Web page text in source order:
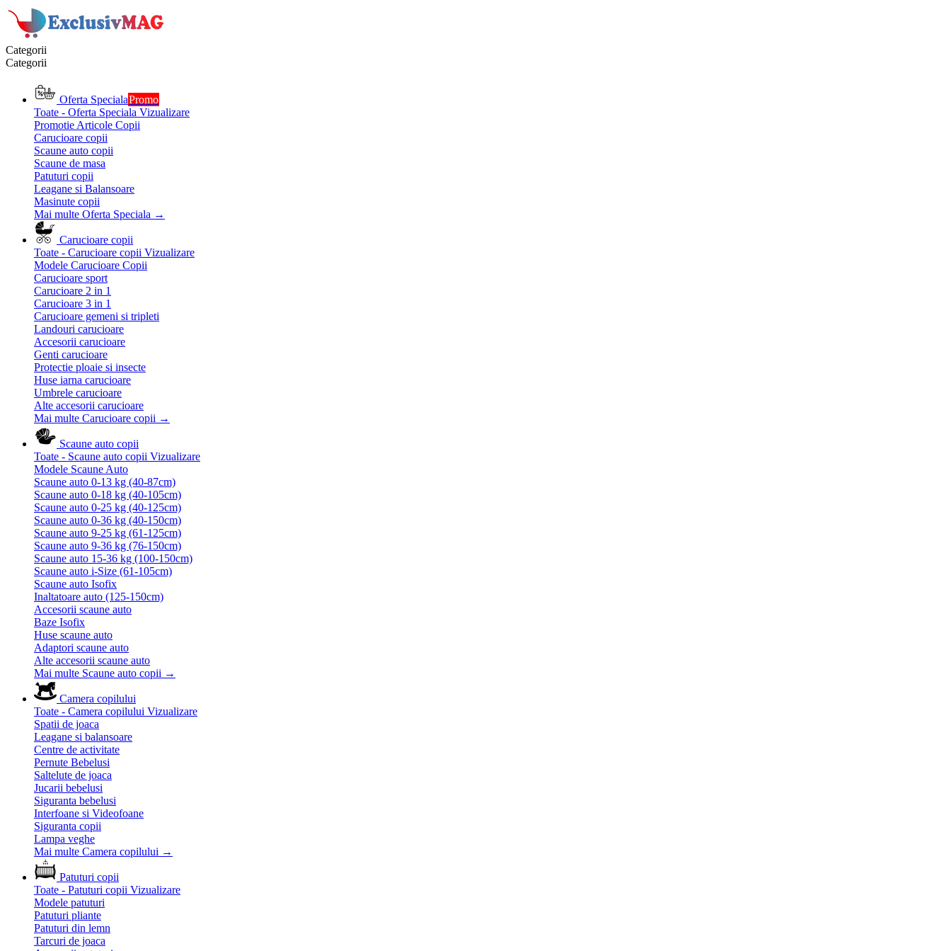
Categorii
Categorii
Oferta SpecialaPromo
Toate - Oferta Speciala Vizualizare
Promotie Articole Copii
Carucioare copii
Scaune auto copii
Scaune de masa
Patuturi copii
Leagane si Balansoare
Masinute copii
Mai multe Oferta Speciala →
Carucioare copii
Toate - Carucioare copii Vizualizare
Modele Carucioare Copii
Carucioare sport
Carucioare 2 in 1
Carucioare 3 in 1
Carucioare gemeni si tripleti
Landouri carucioare
Accesorii carucioare
Genti carucioare
Protectie ploaie si insecte
Huse iarna carucioare
Umbrele carucioare
Alte accesorii carucioare
Mai multe Carucioare copii →
Scaune auto copii
Toate - Scaune auto copii Vizualizare
Modele Scaune Auto
Scaune auto 0-13 kg (40-87cm)
Scaune auto 0-18 kg (40-105cm)
Scaune auto 0-25 kg (40-125cm)
Scaune auto 0-36 kg (40-150cm)
Scaune auto 9-25 kg (61-125cm)
Scaune auto 9-36 kg (76-150cm)
Scaune auto 15-36 kg (100-150cm)
Scaune auto i-Size (61-105cm)
Scaune auto Isofix
Inaltatoare auto (125-150cm)
Accesorii scaune auto
Baze Isofix
Huse scaune auto
Adaptori scaune auto
Alte accesorii scaune auto
Mai multe Scaune auto copii →
Camera copilului
Toate - Camera copilului Vizualizare
Spatii de joaca
Leagane si balansoare
Centre de activitate
Pernute Bebelusi
Saltelute de joaca
Jucarii bebelusi
Siguranta bebelusi
Interfoane si Videofoane
Siguranta copii
Lampa veghe
Mai multe Camera copilului →
Patuturi copii
Toate - Patuturi copii Vizualizare
Modele patuturi
Patuturi pliante
Patuturi din lemn
Tarcuri de joaca